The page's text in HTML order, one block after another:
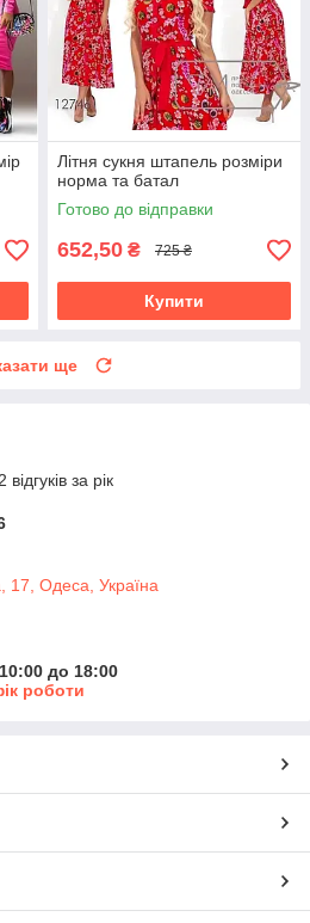
Літня сукня штапель розміри
норма та батал
Готово до відправки
652,50 ₴ 725 ₴
Купити
ще
за рік
17, Одеса, Україна
до 18:00
роботи